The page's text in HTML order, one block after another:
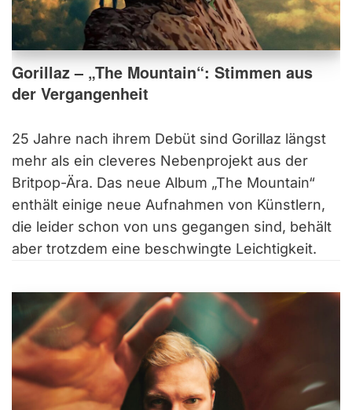
Gorillaz – „The Mountain“: Stimmen aus
der Vergangenheit
25 Jahre nach ihrem Debüt sind Gorillaz längst
mehr als ein cleveres Nebenprojekt aus der
Britpop-Ära. Das neue Album „The Mountain“
enthält einige neue Aufnahmen von Künstlern,
die leider schon von uns gegangen sind, behält
aber trotzdem eine beschwingte Leichtigkeit.